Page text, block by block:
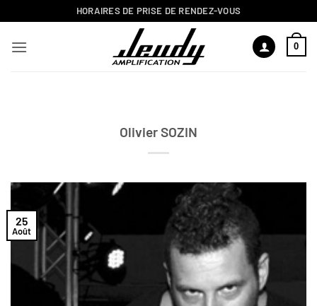
au
contenu
HORAIRES DE PRISE DE RENDEZ-VOUS
0
Olivier SOZIN
25
Août